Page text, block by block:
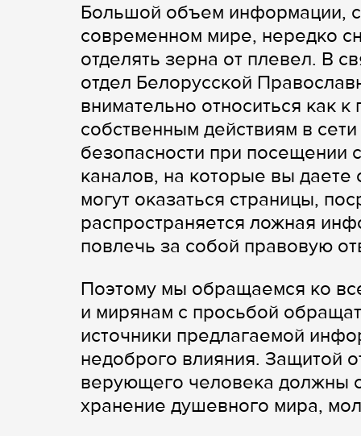
Большой объем информации, с
современном мире, нередко
отделять зерна от плевел. В
отдел Белорусской
внимательно относиться как
собственным действиям в
безопасности при посещении
каналов, на которые вы даете
могут оказаться страницы,
распространяется ложная
повлечь за собой правовую
Поэтому мы обращаемся ко
и мирянам с просьбой
источники предлагаемой
недоброго влияния. Защитой
верующего человека должны
хранение душевного мира,